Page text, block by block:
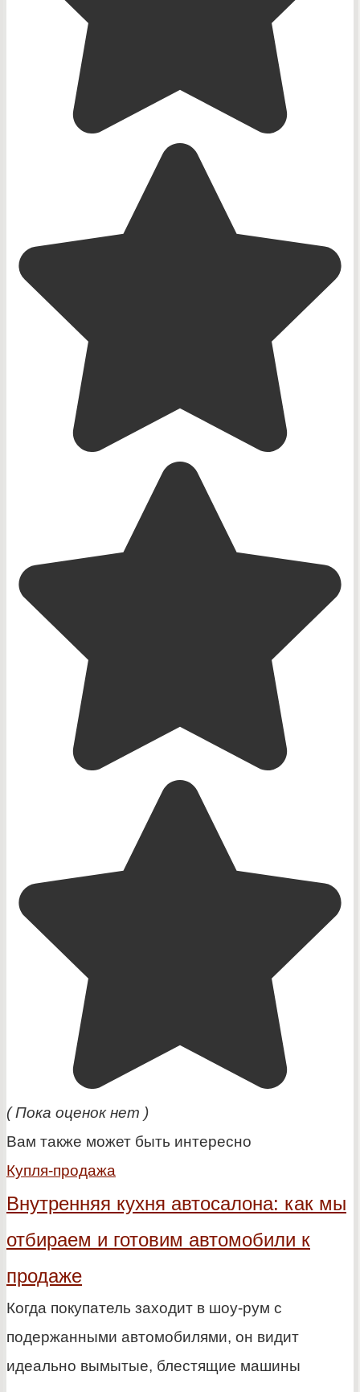
( Пока оценок нет )
Вам также может быть интересно
Купля-продажа
Внутренняя кухня автосалона: как мы
отбираем и готовим автомобили к
продаже
Когда покупатель заходит в шоу-рум с
подержанными автомобилями, он видит
идеально вымытые, блестящие машины